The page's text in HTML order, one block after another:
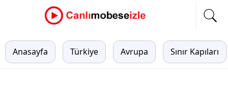
Anasayfa Türkiye Avrupa Sınır Kapıları